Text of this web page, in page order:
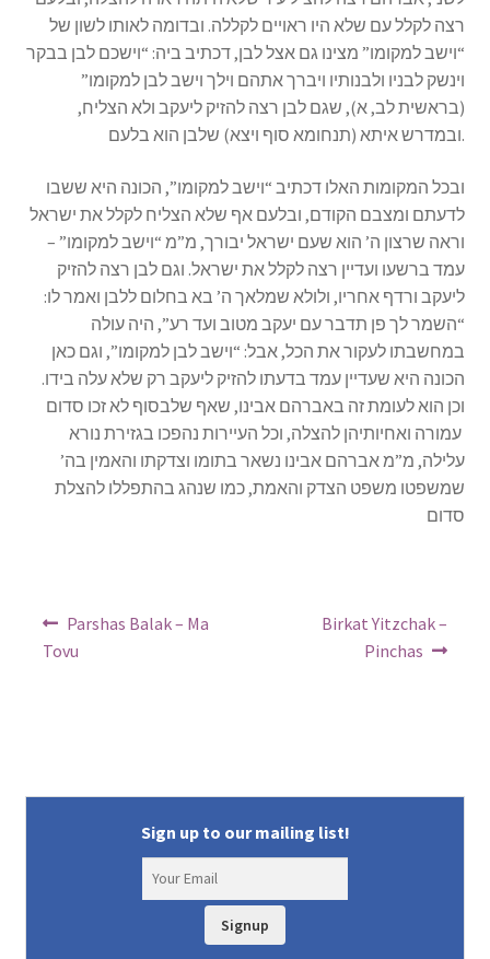
רצה לקלל עם שלא היו ראויים לקללה. ובדומה לאותו לשון של
“וישב למקומו” מצינו גם אצל לבן, דכתיב ביה: “וישכם לבן בבקר
וינשק לבניו ולבנותיו ויברך אתהם וילך וישב לבן למקומו”
(בראשית לב, א), שגם לבן רצה להזיק ליעקב ולא הצליח,
ובמדרש איתא (תנחומא סוף ויצא) שלבן הוא בלעם.
ובכל המקומות האלו דכתיב “וישב למקומו”, הכונה היא ששבו
לדעתם ומצבם הקודם, ובלעם אף שלא הצליח לקלל את ישראל
וראה שרצון ה’ הוא שעם ישראל יבורך, מ”מ “וישב למקומו” –
עמד ברשעו ועדיין רצה לקלל את ישראל. וגם לבן רצה להזיק
ליעקב ורדף אחריו, ולולא שמלאך ה’ בא בחלום ללבן ואמר לו:
“השמר לך פן תדבר עם יעקב מטוב ועד רע”, היה עולה
במחשבתו לעקור את הכל, אבל: “וישב לבן למקומו”, וגם כאן
הכונה היא שעדיין עמד בדעתו להזיק ליעקב רק שלא עלה בידו.
וכן הוא לעומת זה באברהם אבינו, שאף שלבסוף לא זכו סדום
עמורה ואחיותיהן להצלה, וכל העיירות נהפכו בגזירת נורא
עלילה, מ”מ אברהם אבינו נשאר בתומו וצדקתו והאמין בה’
שמשפטו משפט הצדק והאמת, כמו שנהג בהתפללו להצלת
סדום
Post
navigation
Previous
post:
Parshas Balak – Ma
Tovu
Next
Birkat Yitzchak –
Pinchas
Sign up to our mailing list!
Signup